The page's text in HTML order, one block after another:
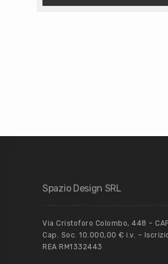
Spazio Design SRL
Via Cristoforo Colombo, 448 –
Cap. Soc. 10.000,00 € i.v. –
REA RM1332443